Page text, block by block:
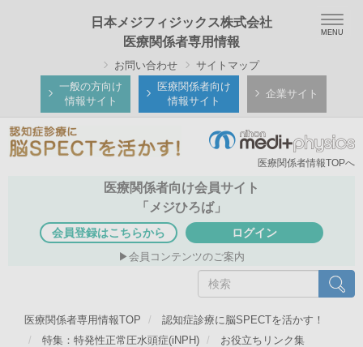
ン
ツ
日本メジフィジックス株式会社
医療関係者専用情報
お問い合わせ
サイトマップ
一般の方向け
情報サイト
医療関係者向け
情報サイト
企業サイト
医療関係者情報TOPへ
医療関係者向け会員サイト
「メジひろば」
会員登録はこちらから ログイン
会員コンテンツのご案内
索
検索
医療関係者専用情報TOP
認知症診療に脳SPECTを活かす！
特集：特発性正常圧水頭症(iNPH)
お役立ちリンク集